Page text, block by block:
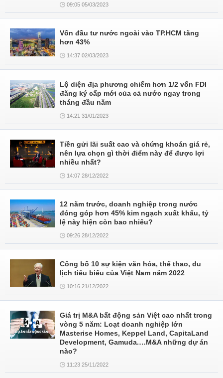
09:05 05/03/2023
Vốn đầu tư nước ngoài vào TP.HCM tăng
hơn 43%
14:37 02/03/2023
Lộ diện địa phương chiếm hơn 1/2 vốn FDI
đăng ký cấp mới của cả nước ngay trong
tháng đầu năm
14:21 31/01/2023
Tiền gửi lãi suất cao và chứng khoán giá rẻ,
nên lựa chọn gì thời điểm này để được lợi
nhiều nhất?
14:07 28/12/2022
12 năm trước, doanh nghiệp trong nước
đóng góp hơn 45% kim ngạch xuất khẩu, tỷ
lệ này hiện còn bao nhiêu?
09:26 28/12/2022
Công bố 10 sự kiện văn hóa, thể thao, du
lịch tiêu biểu của Việt Nam năm 2022
10:16 21/12/2022
Giá trị M&A bất động sản Việt cao nhất trong
vòng 5 năm: Loạt doanh nghiệp lớn
Masterise Homes, Keppel Land, CapitaLand
Development, Gamuda.…M&A những dự án
nào?
11:23 25/11/2022